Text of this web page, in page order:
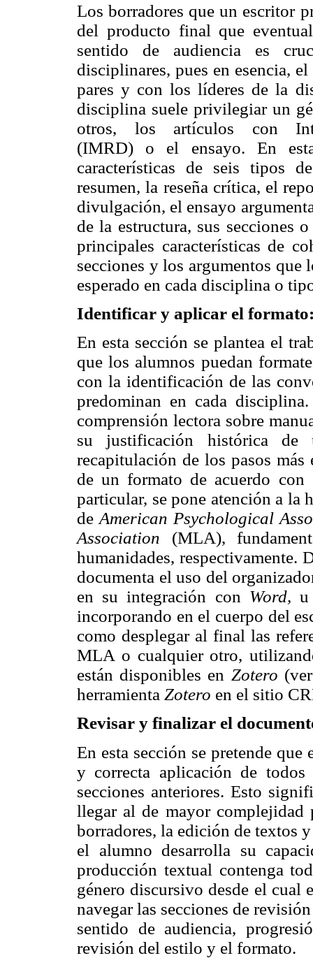
Los borradores que un escritor
del producto final que
sentido de audiencia es
disciplinares, pues en esencia,
pares y con los líderes de la
disciplina suele privilegiar un
otros, los artículos con
(IMRD) o el ensayo. En
características de seis tipos
resumen, la reseña crítica, el
divulgación, el ensayo
de la estructura, sus secciones
principales características de
secciones y los argumentos
esperado en cada disciplina o
Identificar y aplicar el
En esta sección se plantea el
que los alumnos puedan
con la identificación de las
predominan en cada
comprensión lectora sobre
su justificación histórica de
recapitulación de los pasos
de un formato de acuerdo
particular, se pone atención a la
de American Psychological
Association (MLA),
humanidades, respectivamente.
documenta el uso del
en su integración con Word, u
incorporando en el cuerpo del
como desplegar al final las
MLA o cualquier otro,
están disponibles en Zotero
herramienta Zotero en el sitio
Revisar y finalizar el
En esta sección se pretende
y correcta aplicación de
secciones anteriores. Esto
llegar al de mayor complejidad
borradores, la edición de textos
el alumno desarrolla su
producción textual contenga
género discursivo desde el cual
navegar las secciones de
sentido de audiencia,
revisión del estilo y el formato.